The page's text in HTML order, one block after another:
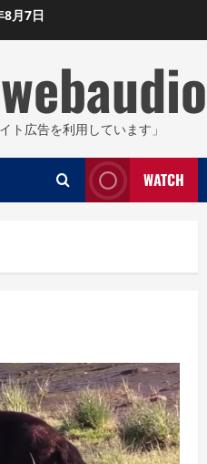
月7日
ト広告を利用しています」
WATCH